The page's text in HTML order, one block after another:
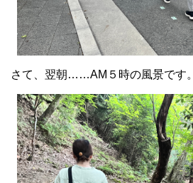
さて、翌朝……AM５時の風景です。